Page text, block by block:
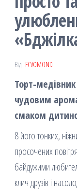
Від FCVOMOND
Торт-
чудовим
смаком
8 його тонких,
просочених
байдужими
клич друзів і